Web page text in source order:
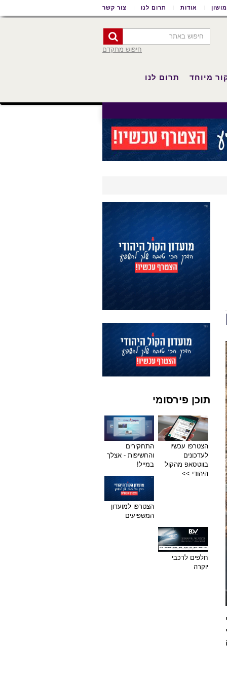
אודות תרום לנו צור קשר
חיפוש מתקדם
מיוחד תרום לנו
תוכן פירסומי
הצטרפו עכשיו
לעדכונים
בווטסאפ מהקול
היהודי >>
התחקירים
והחשיפות - אצלך
במייל!
הצטרפו למועדון
המשפיעים
חלפים לרכבי
יוקרה